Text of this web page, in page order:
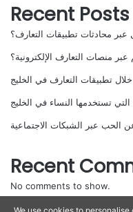
Recent Posts
محادثات تطبيقات التعارف؟
منصات التعارف الإلكترونية؟
تطبيقات التعارف في الخليج
تستخدمها النساء في الخليج
الحب عبر الشبكات الاجتماعية
Recent
No comments to show.